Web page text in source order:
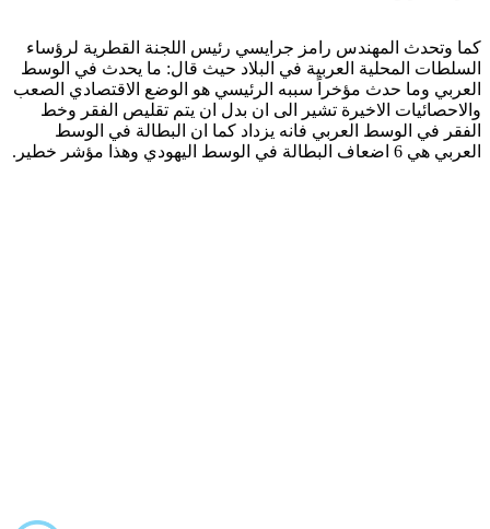
كما وتحدث المهندس رامز جرايسي رئيس اللجنة القطرية لرؤساء
السلطات المحلية العربية في البلاد حيث قال: ما يحدث في الوسط
العربي وما حدث مؤخراً سببه الرئيسي هو الوضع الاقتصادي الصعب
والاحصائيات الاخيرة تشير الى ان بدل ان يتم تقليص الفقر وخط
الفقر في الوسط العربي فانه يزداد كما ان البطالة في الوسط
العربي هي 6 اضعاف البطالة في الوسط اليهودي وهذا مؤشر خطير.